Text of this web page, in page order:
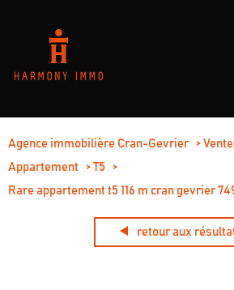
Agence immobilière Cran-Gevrier Vente
Appartement
T5
Rare appartement t5 116 m cran gevrier
retour aux